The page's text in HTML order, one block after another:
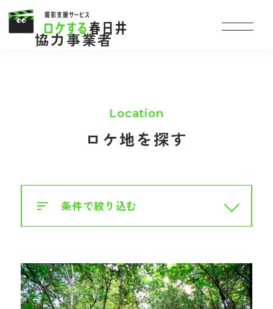
協力事業者
ロケ地を探す
条件で絞り込む